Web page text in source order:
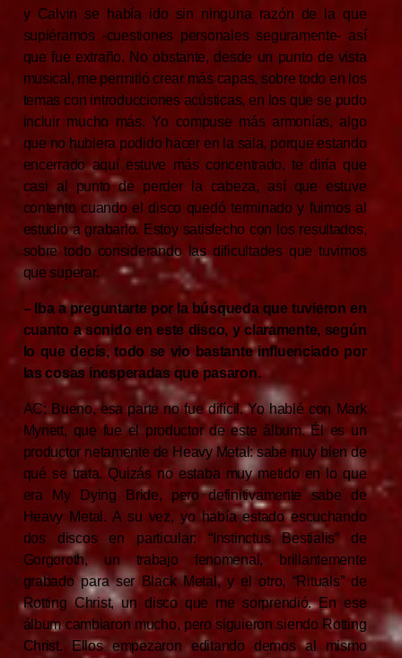
y Calvin se había ido sin ninguna razón de la que
supiéramos -cuestiones personales seguramente- así
que fue extraño. No obstante, desde un punto de vista
musical, me permitió crear más capas, sobre todo en los
temas con introducciones acústicas, en los que se pudo
incluir mucho más. Yo compuse más armonías, algo
que no hubiera podido hacer en la sala, porque estando
encerrado aquí estuve más concentrado, te diría que
casi al punto de perder la cabeza, así que estuve
contento cuando el disco quedó terminado y fuimos al
estudio a grabarlo. Estoy satisfecho con los resultados,
sobre todo considerando las dificultades que tuvimos
que superar.
– Iba a preguntarte por la búsqueda que tuvieron en
cuanto a sonido en este disco, y claramente, según
lo que decís, todo se vio bastante influenciado por
las cosas inesperadas que pasaron.
AC: Bueno, esa parte no fue difícil. Yo hablé con Mark
Mynett, que fue el productor de este álbum. Él es un
productor netamente de Heavy Metal: sabe muy bien de
qué se trata. Quizás no estaba muy metido en lo que
era My Dying Bride, pero definitivamente sabe de
Heavy Metal. A su vez, yo había estado escuchando
dos discos en particular: “Instinctus Bestialis” de
Gorgoroth, un trabajo fenomenal, brillantemente
grabado para ser Black Metal, y el otro, “Rituals” de
Rotting Christ, un disco que me sorprendió. En ese
álbum cambiaron mucho, pero siguieron siendo Rotting
Christ. Ellos empezaron editando demos al mismo